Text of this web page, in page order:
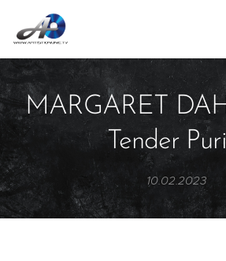
MARGARET
Tender
10.02.2023